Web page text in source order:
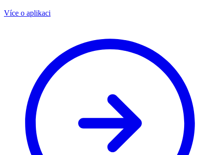
Více o aplikaci